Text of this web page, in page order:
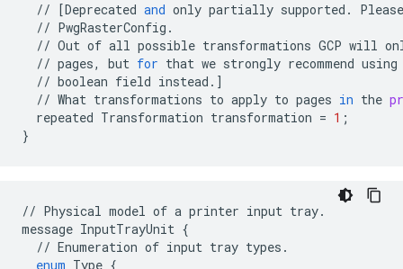
// [Deprecated and only partially supported .
Please
// PwgRasterConfig .
// Out of all possible transformations GCP will
// pages, but for that we strongly recommend using
// boolean field instead . ]
// What transformations to apply to pages in the
repeated Transformation transformation = 1 ;
}
// Physical model of a printer input tray.
message InputTrayUnit {
// Enumeration of input tray types .
enum Type {